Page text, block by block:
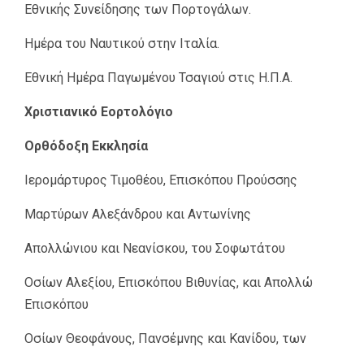
Εθνικής Συνείδησης των Πορτογάλων.
Ημέρα του Ναυτικού στην Ιταλία.
Εθνική Ημέρα Παγωμένου Τσαγιού στις Η.Π.Α.
Χριστιανικό Εορτολόγιο
Ορθόδοξη Εκκλησία
Ιερομάρτυρος Τιμοθέου, Επισκόπου Προύσσης
Μαρτύρων Αλεξάνδρου και Αντωνίνης
Απολλώνιου και Νεανίσκου, του Σοφωτάτου
Οσίων Αλεξίου, Επισκόπου Βιθυνίας, και Απολλώ
Επισκόπου
Οσίων Θεοφάνους, Πανσέμνης και Κανίδου, των